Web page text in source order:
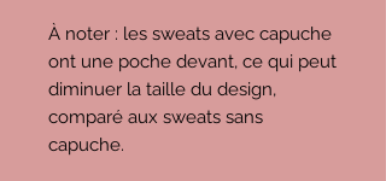
À noter : les sweats avec capuche
ont une poche devant, ce qui peut
diminuer la taille du design,
comparé aux sweats sans
capuche.